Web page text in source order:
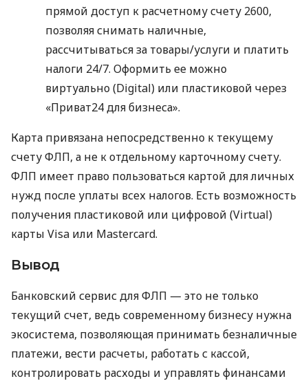
прямой доступ к расчетному счету 2600,
позволяя снимать наличные,
рассчитываться за товары/услуги и платить
налоги 24/7. Оформить ее можно
виртуально (Digital) или пластиковой через
«Приват24 для бизнеса».
Карта привязана непосредственно к текущему
счету ФЛП, а не к отдельному карточному счету.
ФЛП имеет право пользоваться картой для личных
нужд после уплаты всех налогов. Есть возможность
получения пластиковой или цифровой (Virtual)
карты Visa или Mastercard.
Вывод
Банковский сервис для ФЛП — это не только
текущий счет, ведь современному бизнесу нужна
экосистема, позволяющая принимать безналичные
платежи, вести расчеты, работать с кассой,
контролировать расходы и управлять финансами